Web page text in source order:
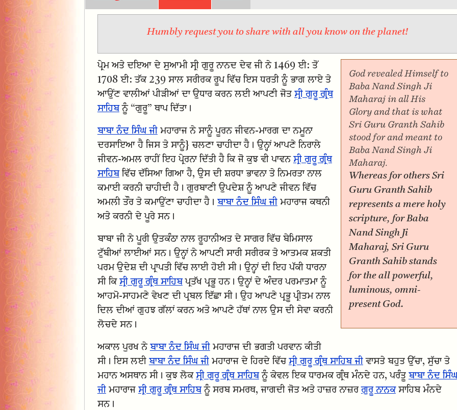
Humbly request you to share with all you know on the planet!
God revealed Himself to
Baba Nand Singh Ji
Maharaj in all His
Glory and that is what
Sri Guru Granth Sahib
stood for and meant to
Baba Nand Singh Ji
Maharaj.
Whereas for others Sri
Guru Granth Sahib
represents a mere holy
scripture, for Baba
Nand Singh Ji
Maharaj, Sri Guru
Granth Sahib stands
for the all powerful,
luminous, omni-
present God.
ਪ੍ਰੇਮ ਅਤੇ ਦਇਆ ਦੇ ਸੁਆਮੀ ਸ੍ਰੀ ਗੁਰੂ ਨਾਨਦ ਦੇਵ ਜੀ ਨੇ 1469 ਈ: ਤੋਂ
1708 ਈ: ਤੱਕ 239 ਸਾਲ ਸਰੀਰਕ ਰੂਪ ਵਿੱਚ ਇਸ ਧਰਤੀ ਨੂੰ ਭਾਗ ਲਾਏ ਤੇ
ਆਉਂਣ ਵਾਲੀਆਂ ਪੀੜੀਆਂ ਦਾ ਉਧਾਰ ਕਰਨ ਲਈ ਆਪਣੀ ਜੋਤ ਸ੍ਰੀ ਗੁਰੂ ਗ੍ਰੰਥ
ਸਾਹਿਬਨੂੰ “ਗੁਰੂ” ਥਾਪ ਦਿੱਤਾ।
ਬਾਬਾ ਨੰਦ ਸਿੰਘ ਜੀਮਹਾਰਾਜ ਨੇ ਸਾਨੂੰ ਪੂਰਨ ਜੀਵਨ-ਮਾਰਗ ਦਾ ਨਮੂਨਾ
ਦਰਸਾਇਆ ਹੈ ਜਿਸ ਤੇ ਸਾਨੂੰ} ਚਲਣਾ ਚਾਹੀਦਾ ਹੈ। ਉਨ੍ਹਾਂ ਆਪਣੇ ਨਿਰਾਲੇ
ਜੀਵਨ-ਅਮਲ ਰਾਹੀਂ ਇਹ ਪ੍ਰੇਰਨਾ ਦਿੱਤੀ ਹੈ ਕਿ ਜੋ ਕੁਝ ਵੀ ਪਾਵਨ ਸ੍ਰੀ ਗੁਰੂ ਗ੍ਰੰਥ
ਸਾਹਿਬਵਿੱਚ ਦੱਸਿਆ ਗਿਆ ਹੈ, ਉਸ ਦੀ ਸ਼ਰਧਾ ਭਾਵਨਾ ਤੇ ਨਿਮਰਤਾ ਨਾਲ
ਕਮਾਈ ਕਰਨੀ ਚਾਹੀਦੀ ਹੈ। ਗੁਰਬਾਣੀ ਉਪਦੇਸ਼ ਨੂੰ ਆਪਣੇ ਜੀਵਨ ਵਿੱਚ
ਅਮਲੀ ਤੌਰ ਤੇ ਕਮਾਉਂਣਾ ਚਾਹੀਦਾ ਹੈ। ਬਾਬਾ ਨੰਦ ਸਿੰਘ ਜੀਮਹਾਰਾਜ ਕਥਨੀ
ਅਤੇ ਕਰਨੀ ਦੇ ਪੂਰੇ ਸਨ।
ਬਾਬਾ ਜੀ ਨੇ ਪੂਰੀ ਉਤਕੰਠਾ ਨਾਲ ਰੂਹਾਨੀਅਤ ਦੇ ਸਾਗਰ ਵਿੱਚ ਬੇਮਿਸਾਲ
ਟੁੱਬੀਆਂ ਲਾਈਆਂ ਸਨ। ਉਨ੍ਹਾਂ ਨੇ ਆਪਣੀ ਸਾਰੀ ਸਰੀਰਕ ਤੇ ਆਤਮਕ ਸ਼ਕਤੀ
ਪਰਮ ਉਦੇਸ਼ ਦੀ ਪ੍ਰਾਪਤੀ ਵਿੱਚ ਲਾਈ ਹੋਈ ਸੀ। ਉਨ੍ਹਾਂ ਦੀ ਇਹ ਪੱਕੀ ਧਾਰਨਾ
ਸੀ ਕਿ ਸ੍ਰੀ ਗੁਰੂ ਗ੍ਰੰਥ ਸਾਹਿਬਪ੍ਰਤੱਖ ਪ੍ਰਭੂ ਹਨ। ਉਨ੍ਹਾਂ ਦੇ ਅੰਦਰ ਪਰਮਾਤਮਾ ਨੂੰ
ਆਹਮੋ-ਸਾਹਮਣੇ ਵੇਖਣ ਦੀ ਪ੍ਰਬਲ ਇੱਛਾ ਸੀ। ਉਹ ਆਪਣੇ ਪ੍ਰਭੂ ਪ੍ਰੀਤਮ ਨਾਲ
ਦਿਲ ਦੀਆਂ ਗੁਹਝ ਗੱਲਾਂ ਕਰਨ ਅਤੇ ਆਪਣੇ ਹੱਥਾਂ ਨਾਲ ਉਸ ਦੀ ਸੇਵਾ ਕਰਨੀ
ਲੋਚਦੇ ਸਨ।
ਅਕਾਲ ਪੁਰਖ ਨੇ ਬਾਬਾ ਨੰਦ ਸਿੰਘ ਜੀਮਹਾਰਾਜ ਦੀ ਭਗਤੀ ਪਰਵਾਨ ਕੀਤੀ
ਸੀ। ਇਸ ਲਈ ਬਾਬਾ ਨੰਦ ਸਿੰਘ ਜੀਮਹਾਰਾਜ ਦੇ ਹਿਰਦੇ ਵਿੱਚ ਸ੍ਰੀ ਗੁਰੂ ਗ੍ਰੰਥ ਸਾਹਿਬ ਜੀਵਾਸਤੇ ਬਹੁਤ ਉੱਚਾ, ਸੁੱਚਾ ਤੇ
ਮਹਾਨ ਅਸਥਾਨ ਸੀ। ਕੁਝ ਲੋਕ ਸ੍ਰੀ ਗੁਰੂ ਗ੍ਰੰਥ ਸਾਹਿਬਨੂੰ ਕੇਵਲ ਇਕ ਧਾਰਮਕ ਗ੍ਰੰਥ ਮੰਨਦੇ ਹਨ, ਪਰੰਤੂ ਬਾਬਾ ਨੰਦ ਸਿੰਘ
ਜੀਮਹਾਰਾਜ ਸ੍ਰੀ ਗੁਰੂ ਗ੍ਰੰਥ ਸਾਹਿਬਨੂੰ ਸਰਬ ਸਮਰਥ, ਜਾਗਦੀ ਜੋਤ ਅਤੇ ਹਾਜ਼ਰ ਨਾਜ਼ਰਗੁਰੂ ਨਾਨਕਸਾਹਿਬ ਮੰਨਦੇ
ਸਨ।